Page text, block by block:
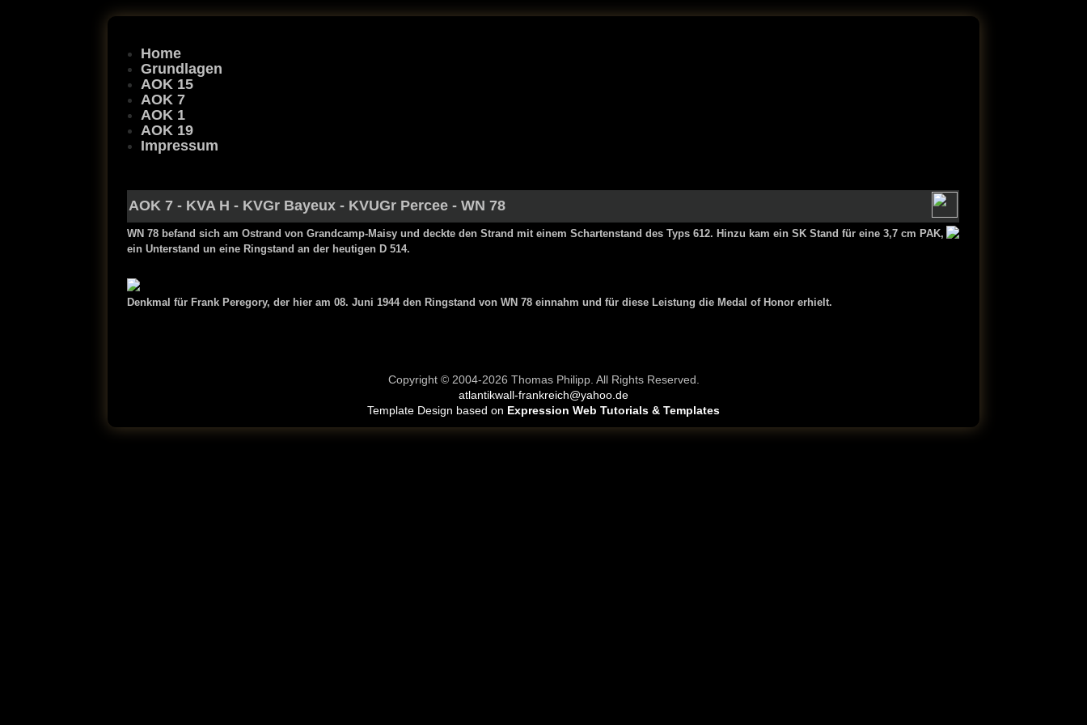
Home
Grundlagen
AOK 15
AOK 7
AOK 1
AOK 19
Impressum
AOK 7 - KVA H - KVGr Bayeux- KVUGr Percee - WN 78
WN 78 befand sich am Ostrand von Grandcamp-Maisy und deckte den Strand mit einem Schartenstand des Typs 612. Hinzu kam ein SK Stand für eine 3,7 cm PAK,
ein Unterstand un eine Ringstand an der heutigen D 514.
Denkmal für Frank Peregory, der hier am 08. Juni 1944 den Ringstand von WN 78 einnahm und für diese Leistung die Medal of Honor erhielt.
Copyright © 2004-2026 Thomas Philipp. All Rights Reserved.
atlantikwall-frankreich@yahoo.de
Template Design based on Expression Web Tutorials & Templates